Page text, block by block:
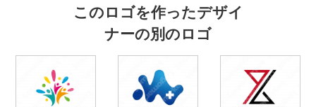
このロゴを作ったデザイ
ナーの別のロゴ